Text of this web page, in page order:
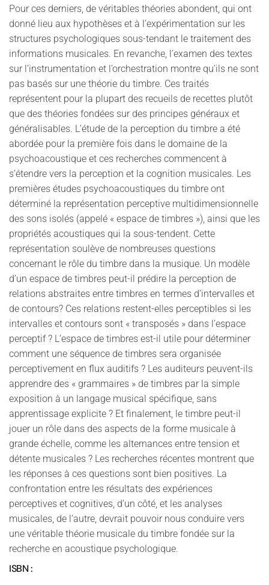
Pour ces derniers, de véritables théories abondent, qui ont
donné lieu aux hypothèses et à l’expérimentation sur les
structures psychologiques sous-tendant le traitement des
informations musicales. En revanche, l’examen des textes
sur l’instrumentation et l’orchestration montre qu’ils ne sont
pas basés sur une théorie du timbre. Ces traités
représentent pour la plupart des recueils de recettes plutôt
que des théories fondées sur des principes généraux et
généralisables. L’étude de la perception du timbre a été
abordée pour la première fois dans le domaine de la
psychoacoustique et ces recherches commencent à
s’étendre vers la perception et la cognition musicales. Les
premières études psychoacoustiques du timbre ont
déterminé la représentation perceptive multidimensionnelle
des sons isolés (appelé « espace de timbres »), ainsi que les
propriétés acoustiques qui la sous-tendent. Cette
représentation soulève de nombreuses questions
concernant le rôle du timbre dans la musique. Un modèle
d’un espace de timbres peut-il prédire la perception de
relations abstraites entre timbres en termes d’intervalles et
de contours? Ces relations restent-elles perceptibles si les
intervalles et contours sont « transposés » dans l’espace
perceptif ? L’espace de timbres est-il utile pour déterminer
comment une séquence de timbres sera organisée
perceptivement en flux auditifs ? Les auditeurs peuvent-ils
apprendre des « grammaires » de timbres par la simple
exposition à un langage musical spécifique, sans
apprentissage explicite ? Et finalement, le timbre peut-il
jouer un rôle dans des aspects de la forme musicale à
grande échelle, comme les alternances entre tension et
détente musicales ? Les recherches récentes montrent que
les réponses à ces questions sont bien positives. La
confrontation entre les résultats des expériences
perceptives et cognitives, d’un côté, et les analyses
musicales, de l’autre, devrait pouvoir nous conduire vers
une véritable théorie musicale du timbre fondée sur la
recherche en acoustique psychologique.
ISBN :